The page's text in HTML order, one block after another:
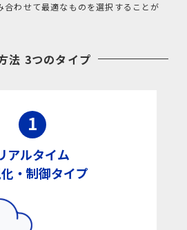
合わせて最適なものを選択することが
法 3つのタイプ
1
アルタイム
・制御タイプ